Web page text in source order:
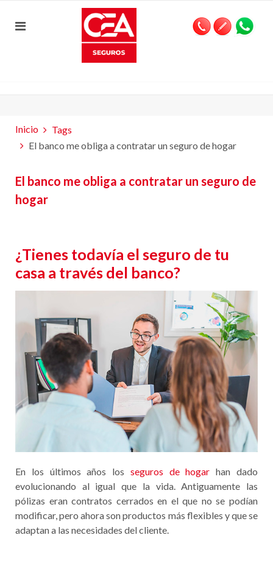
Inicio
Tags
El banco me obliga a contratar un seguro de hogar
El banco me obliga a contratar un seguro de
hogar
¿Tienes todavía el seguro de tu
casa a través del banco?
En los últimos años los seguros de hogar han dado
evolucionando al igual que la vida. Antiguamente las
pólizas eran contratos cerrados en el que no se podían
modificar, pero ahora son productos más flexibles y que se
adaptan a las necesidades del cliente.